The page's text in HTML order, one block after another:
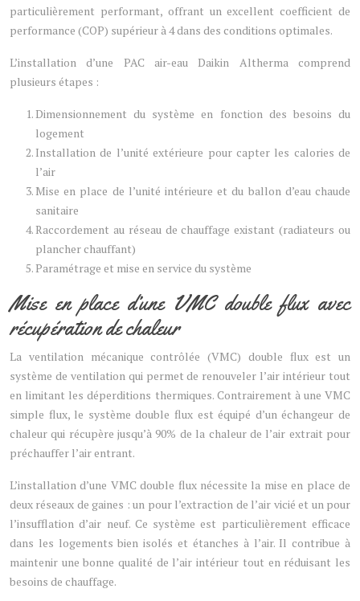
particulièrement performant, offrant un excellent coefficient de
performance (COP) supérieur à 4 dans des conditions optimales.
L’installation d’une PAC air-eau Daikin Altherma comprend
plusieurs étapes :
Dimensionnement du système en fonction des besoins du
logement
Installation de l’unité extérieure pour capter les calories de
l’air
Mise en place de l’unité intérieure et du ballon d’eau chaude
sanitaire
Raccordement au réseau de chauffage existant (radiateurs ou
plancher chauffant)
Paramétrage et mise en service du système
Mise en place d’une VMC double flux avec
récupération de chaleur
La ventilation mécanique contrôlée (VMC) double flux est un
système de ventilation qui permet de renouveler l’air intérieur tout
en limitant les déperditions thermiques. Contrairement à une VMC
simple flux, le système double flux est équipé d’un échangeur de
chaleur qui récupère jusqu’à 90% de la chaleur de l’air extrait pour
préchauffer l’air entrant.
L’installation d’une VMC double flux nécessite la mise en place de
deux réseaux de gaines : un pour l’extraction de l’air vicié et un pour
l’insufflation d’air neuf. Ce système est particulièrement efficace
dans les logements bien isolés et étanches à l’air. Il contribue à
maintenir une bonne qualité de l’air intérieur tout en réduisant les
besoins de chauffage.